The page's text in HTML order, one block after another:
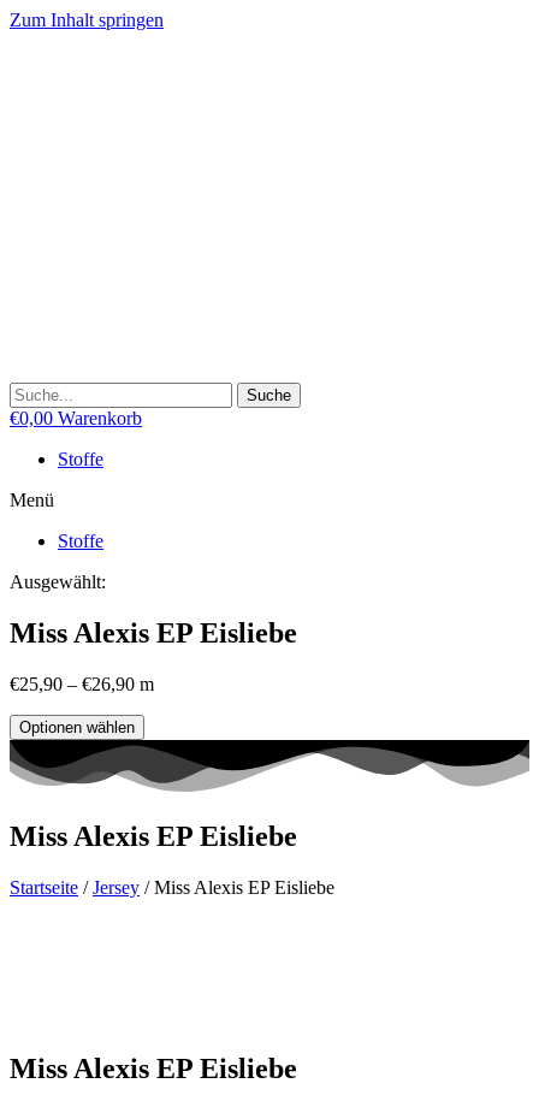
Zum Inhalt springen
Suche
€0,00 Warenkorb
Stoffe
Menü
Stoffe
Ausgewählt:
Miss Alexis EP Eisliebe
€25,90 – €26,90 m
Optionen wählen
Miss Alexis EP Eisliebe
Startseite /Jersey / Miss Alexis EP Eisliebe
Miss Alexis EP Eisliebe